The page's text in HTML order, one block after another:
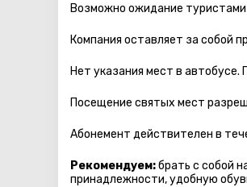
Возможно ожидание
Компания оставляет за собой
Нет указания мест в
Посещение святых мест
Абонемент действителен в
Рекомендуем:брать с собой
принадлежности, удобную